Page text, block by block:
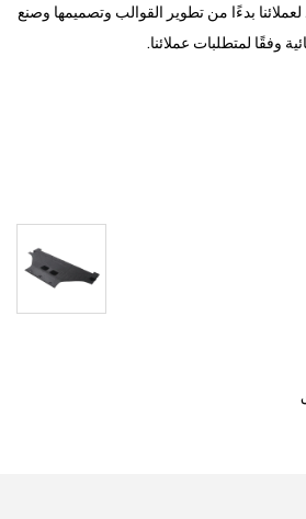
بدءًا من تطوير القوالب وتصميمها وصنع
وفقًا لمتطلبات عملائنا.